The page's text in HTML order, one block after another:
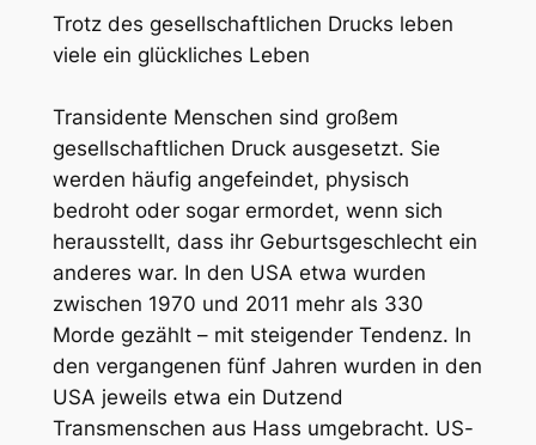
Trotz des gesellschaftlichen Drucks leben
viele ein glückliches Leben
Transidente Menschen sind großem
gesellschaftlichen Druck ausgesetzt. Sie
werden häufig angefeindet, physisch
bedroht oder sogar ermordet, wenn sich
herausstellt, dass ihr Geburtsgeschlecht ein
anderes war. In den USA etwa wurden
zwischen 1970 und 2011 mehr als 330
Morde gezählt – mit steigender Tendenz. In
den vergangenen fünf Jahren wurden in den
USA jeweils etwa ein Dutzend
Transmenschen aus Hass umgebracht. US-